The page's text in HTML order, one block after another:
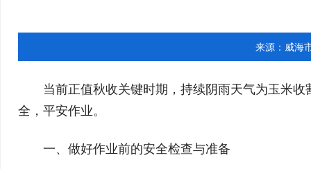
来源： 威海
当前正值秋收关键时期，持续阴雨天气为玉米
全，平安作业。
一、做好作业前的安全检查与准备